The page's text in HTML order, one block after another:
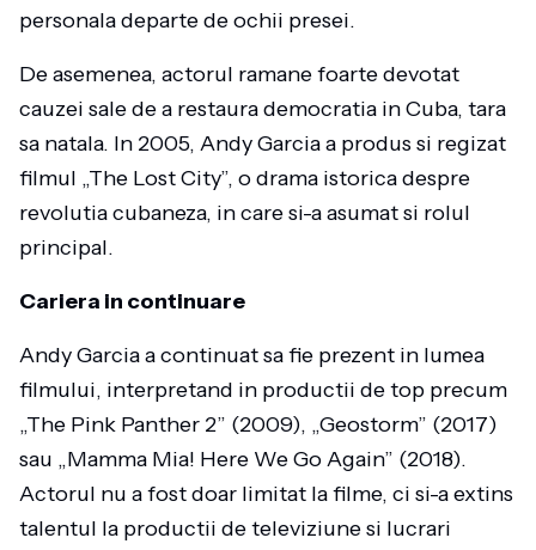
personala departe de ochii presei.
De asemenea, actorul ramane foarte devotat
cauzei sale de a restaura democratia in Cuba, tara
sa natala. In 2005, Andy Garcia a produs si regizat
filmul „The Lost City”, o drama istorica despre
revolutia cubaneza, in care si-a asumat si rolul
principal.
Cariera in continuare
Andy Garcia a continuat sa fie prezent in lumea
filmului, interpretand in productii de top precum
„The Pink Panther 2” (2009), „Geostorm” (2017)
sau „Mamma Mia! Here We Go Again” (2018).
Actorul nu a fost doar limitat la filme, ci si-a extins
talentul la productii de televiziune si lucrari